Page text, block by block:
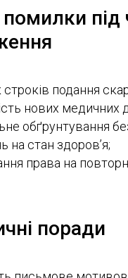
помилки під
подання
нових медичних
обґрунтування
на стан здоров’я;
права на
поради